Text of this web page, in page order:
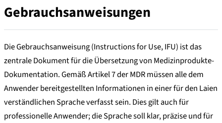
Gebrauchsanweisungen
Die Gebrauchsanweisung (Instructions for Use, IFU) ist das
zentrale Dokument für die Übersetzung von Medizinprodukte-
Dokumentation. Gemäß Artikel 7 der MDR müssen alle dem
Anwender bereitgestellten Informationen in einer für den Laien
verständlichen Sprache verfasst sein. Dies gilt auch für
professionelle Anwender; die Sprache soll klar, präzise und für